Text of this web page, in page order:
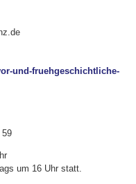
und-fruehgeschichtliche-
59
um 16 Uhr statt.